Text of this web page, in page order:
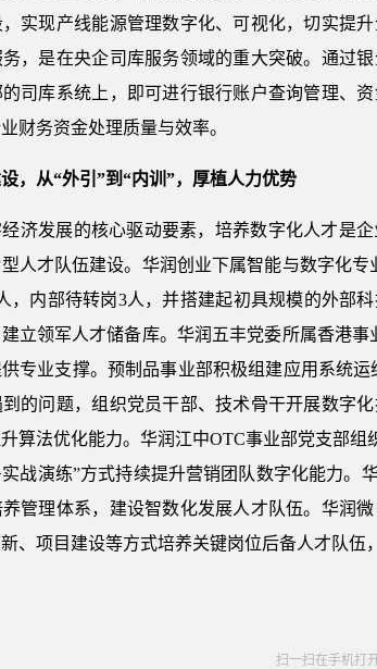
实现产线能源管理数字化、可视化，切实提
，是在央企司库服务领域的重大突破。通过
司库系统上，即可进行银行账户查询管理、
财务资金处理质量与效率。
，从“外引”到“内训”，厚植人力优势
济发展的核心驱动要素，培养数字化人才是
人才队伍建设。华润创业下属智能与数字化
，内部待转岗3人，并搭建起初具规模的外部
立领军人才储备库。华润五丰党委所属香港
专业支撑。预制品事业部积极组建应用系统
的问题，组织党员干部、技术骨干开展数字
算法优化能力。华润江中OTC事业部党支部
战演练”方式持续提升营销团队数字化能力。
管理体系，建设智数化发展人才队伍。华润
、项目建设等方式培养关键岗位后备人才队伍
扫一扫在手机打